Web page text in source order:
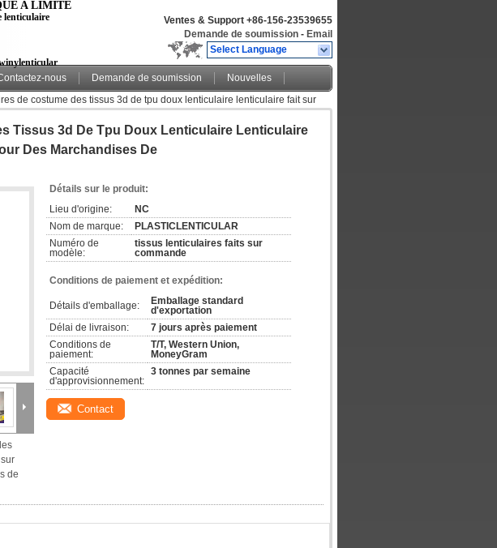
A LIMITÉ
lenticulaire
Ventes & Support +86-156-23539655
Demande de soumission - Email
Select Language
nous Demande de soumission
Nouvelles
de costume des tissus 3d de tpu doux lenticulaire lenticulaire fait sur
Tissus 3d De Tpu Doux Lenticulaire Lenticulaire
Des Marchandises De
de
Détails sur le produit:
Lieu d'origine:
NC
Nom de marque:
PLASTICLENTICULAR
Numéro de
modèle:
tissus lenticulaires faits sur
commande
Conditions de paiement et expédition:
Détails d'emballage:
Emballage standard
d'exportation
Délai de livraison:
7 jours après paiement
Conditions de
paiement:
T/T, Western Union,
MoneyGram
Capacité
d'approvisionnement:
3 tonnes par semaine
Contact